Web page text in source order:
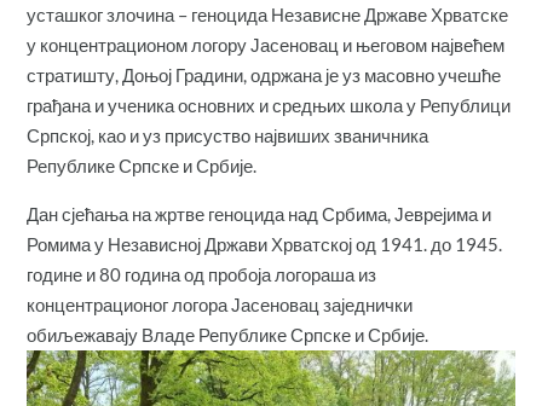
усташког злочина – геноцида Независне Државе Хрватске
у концентрационом логору Јасеновац и његовом највећем
стратишту, Доњој Градини, одржана је уз масовно учешће
грађана и ученика основних и средњих школа у Републици
Српској, као и уз присуство највиших званичника
Републике Српске и Србије.
Дан сјећања на жртве геноцида над Србима, Јеврејима и
Ромима у Независној Држави Хрватској од 1941. до 1945.
године и 80 година од пробоја логораша из
концентрационог логора Јасеновац заједнички
обиљежавају Владе Републике Српске и Србије.